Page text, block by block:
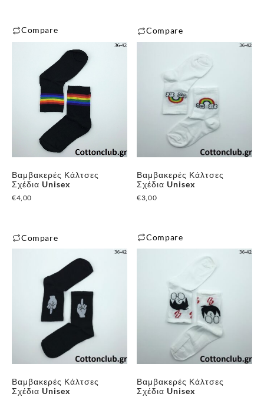
Compare Compare
Βαμβακερές Κάλτσες
Σχέδια Unisex
€4,00
Compare
Βαμβακερές Κάλτσες
Σχέδια Unisex
€3,00
Compare
Βαμβακερές Κάλτσες
Σχέδια Unisex
Βαμβακερές Κάλτσες
Σχέδια Unisex